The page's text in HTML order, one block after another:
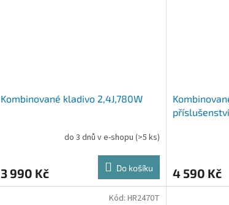
Kombinované kladivo 2,4J,780W
do 3 dnů v e-shopu (>5 ks)
3 990 Kč Do košíku 4 590 Kč
Kód: HR2470T